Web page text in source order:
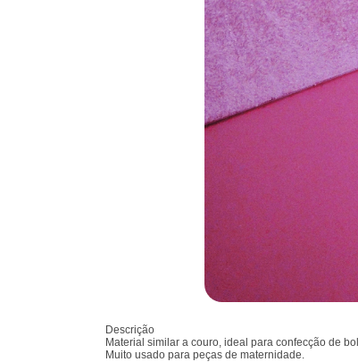
Descrição
Material similar a couro, ideal para confecção de
Muito usado para peças de maternidade.